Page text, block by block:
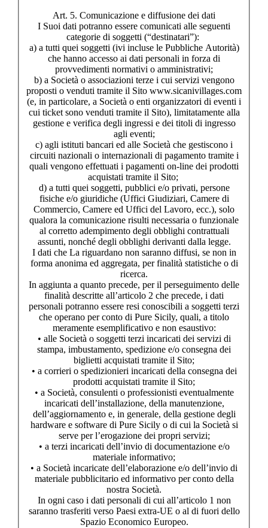
Art. 5. Comunicazione e diffusione dei dati
I Suoi dati potranno essere comunicati alle seguenti
categorie di soggetti (“destinatari”):
a) a tutti quei soggetti (ivi incluse le Pubbliche Autorità)
che hanno accesso ai dati personali in forza di
provvedimenti normativi o amministrativi;
b) a Società o associazioni terze i cui servizi vengono
proposti o venduti tramite il Sito www.sicanivillages.com
(e, in particolare, a Società o enti organizzatori di eventi i
cui ticket sono venduti tramite il Sito), limitatamente alla
gestione e verifica degli ingressi e dei titoli di ingresso
agli eventi;
c) agli istituti bancari ed alle Società che gestiscono i
circuiti nazionali o internazionali di pagamento tramite i
quali vengono effettuati i pagamenti on-line dei prodotti
acquistati tramite il Sito;
d) a tutti quei soggetti, pubblici e/o privati, persone
fisiche e/o giuridiche (Uffici Giudiziari, Camere di
Commercio, Camere ed Uffici del Lavoro, ecc.), solo
qualora la comunicazione risulti necessaria o funzionale
al corretto adempimento degli obblighi contrattuali
assunti, nonché degli obblighi derivanti dalla legge.
I dati che La riguardano non saranno diffusi, se non in
forma anonima ed aggregata, per finalità statistiche o di
ricerca.
In aggiunta a quanto precede, per il perseguimento delle
finalità descritte all’articolo 2 che precede, i dati
personali potranno essere resi conoscibili a soggetti terzi
che operano per conto di Pure Sicily, quali, a titolo
meramente esemplificativo e non esaustivo:
• alle Società o soggetti terzi incaricati dei servizi di
stampa, imbustamento, spedizione e/o consegna dei
biglietti acquistati tramite il Sito;
• a corrieri o spedizionieri incaricati della consegna dei
prodotti acquistati tramite il Sito;
• a Società, consulenti o professionisti eventualmente
incaricati dell’installazione, della manutenzione,
dell’aggiornamento e, in generale, della gestione degli
hardware e software di Pure Sicily o di cui la Società si
serve per l’erogazione dei propri servizi;
• a terzi incaricati dell’invio di documentazione e/o
materiale informativo;
• a Società incaricate dell’elaborazione e/o dell’invio di
materiale pubblicitario ed informativo per conto della
nostra Società.
In ogni caso i dati personali di cui all’articolo 1 non
saranno trasferiti verso Paesi extra-UE o al di fuori dello
Spazio Economico Europeo.